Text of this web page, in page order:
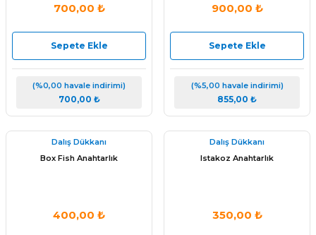
700,00 ₺
Sepete Ekle
(%0,00 havale indirimi)
700,00 ₺
900,00 ₺
Sepete Ekle
(%5,00 havale indirimi)
855,00 ₺
Dalış Dükkanı
Box Fish Anahtarlık
400,00 ₺
Dalış Dükkanı
Istakoz Anahtarlık
350,00 ₺